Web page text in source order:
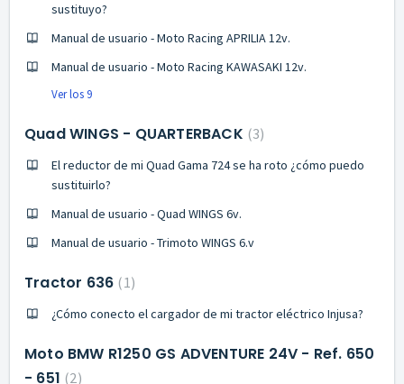
sustituyo?
Manual de usuario - Moto Racing APRILIA 12v.
Manual de usuario - Moto Racing KAWASAKI 12v.
Ver los 9
Quad WINGS - QUARTERBACK 3
El reductor de mi Quad Gama 724 se ha roto ¿cómo puedo
sustituirlo?
Manual de usuario - Quad WINGS 6v.
Manual de usuario - Trimoto WINGS 6.v
Tractor 636 1
¿Cómo conecto el cargador de mi tractor eléctrico Injusa?
Moto BMW R1250 GS ADVENTURE 24V - Ref. 650
- 651 2